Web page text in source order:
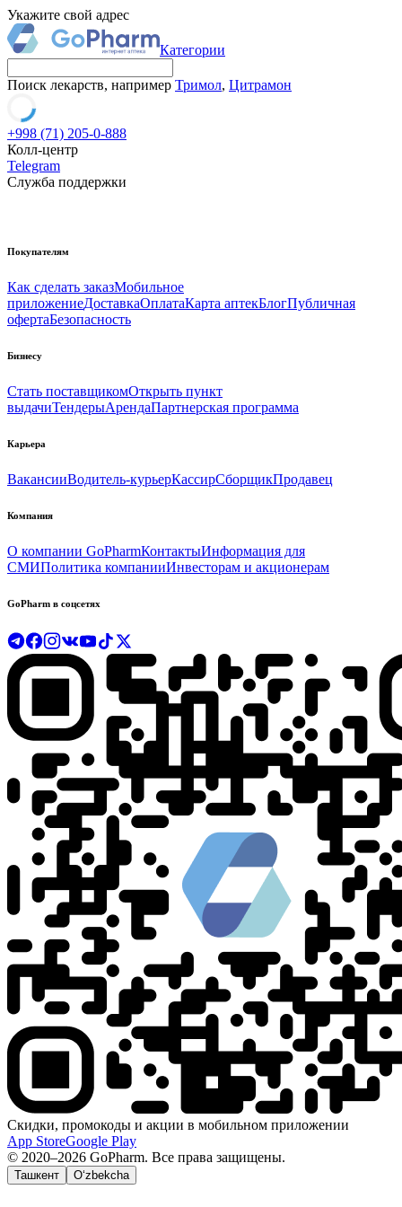
Укажите свой адрес
Категории
Поиск лекарств, например Тримол, Цитрамон
+998 (71) 205-0-888
Колл-центр
Telegram
Служба поддержки
Покупателям
Как сделать заказМобильное
приложениеДоставкаОплатаКарта аптекБлогПубличная
офертаБезопасность
Бизнесу
Стать поставщикомОткрыть пункт
выдачиТендерыАрендаПартнерская программа
Карьера
ВакансииВодитель-курьерКассирСборщикПродавец
Компания
О компании GoPharmКонтактыИнформация для
СМИПолитика компанииИнвесторам и акционерам
GoPharm в соцсетях
Скидки, промокоды и акции в мобильном приложении
App StoreGoogle Play
© 2020–2026 GoPharm. Все права защищены.
Ташкент O‘zbekcha